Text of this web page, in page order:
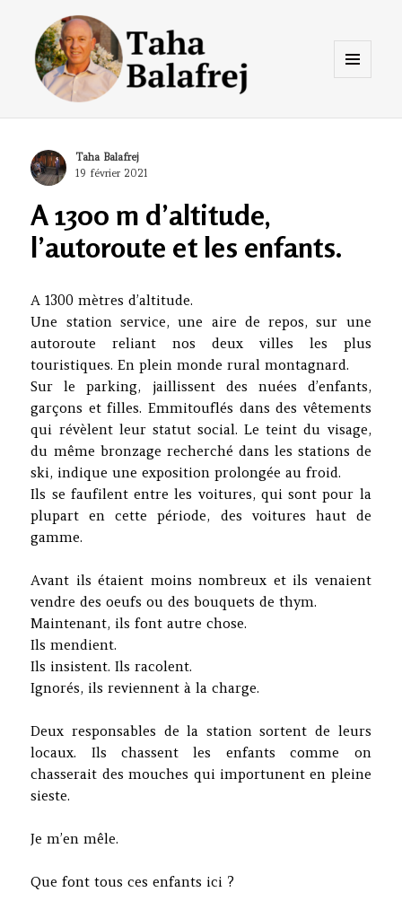
Taha Balafrej Blog
Author
Taha Balafrej
Posted
19 février 2021
A 1300 m d’altitude,
l’autoroute et les enfants.
A 1300 mètres d’altitude.
Une station service, une aire de repos, sur une
autoroute reliant nos deux villes les plus
touristiques. En plein monde rural montagnard.
Sur le parking, jaillissent des nuées d’enfants,
garçons et filles. Emmitouflés dans des vêtements
qui révèlent leur statut social. Le teint du visage,
du même bronzage recherché dans les stations de
ski, indique une exposition prolongée au froid.
Ils se faufilent entre les voitures, qui sont pour la
plupart en cette période, des voitures haut de
gamme.
Avant ils étaient moins nombreux et ils venaient
vendre des oeufs ou des bouquets de thym.
Maintenant, ils font autre chose.
Ils mendient.
Ils insistent. Ils racolent.
Ignorés, ils reviennent à la charge.
Deux responsables de la station sortent de leurs
locaux. Ils chassent les enfants comme on
chasserait des mouches qui importunent en pleine
sieste.
Je m’en mêle.
Que font tous ces enfants ici ?